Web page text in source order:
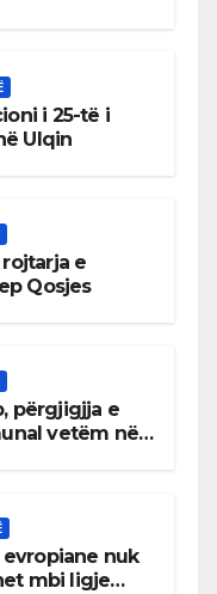
i 25-të i
Ulqin
e
Qosjes
përgjigjja e
vetëm në
evropiane nuk
mbi ligje